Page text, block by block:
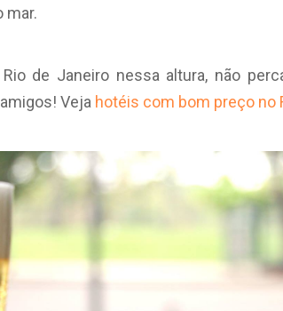
mar.
de Janeiro nessa altura, não
Veja hotéis com bom preço no